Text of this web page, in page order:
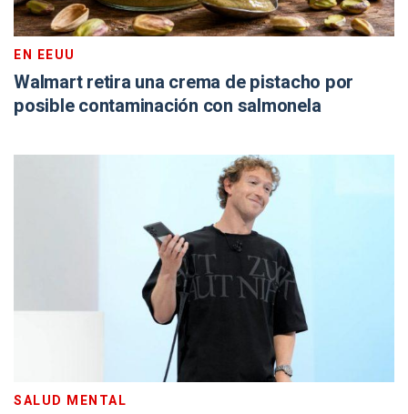
EN EEUU
Walmart retira una crema de pistacho por
posible contaminación con salmonela
SALUD MENTAL